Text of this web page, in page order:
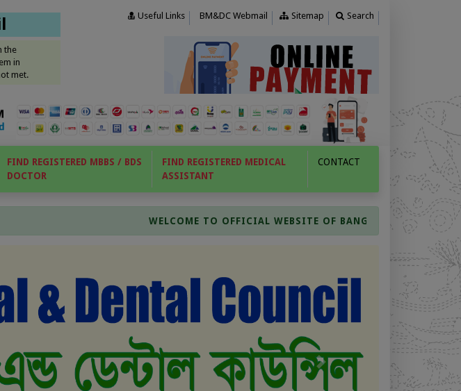
the
in
met.
Useful Links BM&DC Webmail Sitemap Search
FIND REGISTERED MBBS / BDS
DOCTOR
FIND REGISTERED MEDICAL
ASSISTANT
CONTACT
WELCOME TO OFFICIAL WEBSITE OF BANGLADESH MEDICAL &
Next